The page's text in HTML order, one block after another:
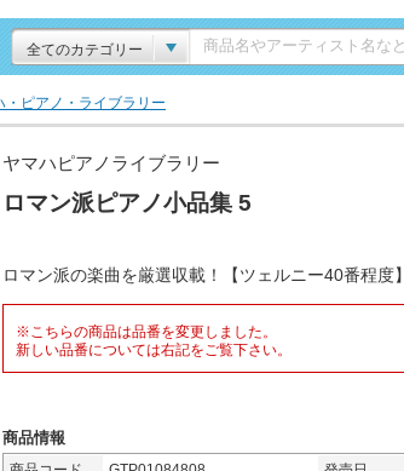
全てのカテゴリー
・ピアノ・ライブラリー
ヤマハピアノライブラリー
ロマン派ピアノ小品集 5
ロマン派の楽曲を厳選収載！【ツェルニー40番程度】
※こちらの商品は品番を変更しました。
新しい品番については右記をご覧下さい。
商品情報